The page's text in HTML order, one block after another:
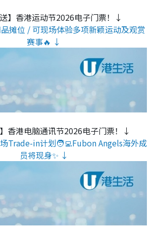
】香港运动节2026电子门票！↓
摊位 / 可现场体验多项新颖运动及观赏
赛事🔥 ↓
香港电脑通讯节2026电子门票！↓
Trade-in计划🧑‍💻Fubon Angels海外成
员将现身✨ ↓